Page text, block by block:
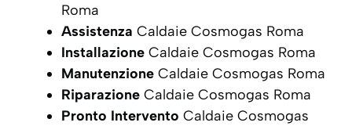
Roma
Assistenza Caldaie Cosmogas Roma
Installazione Caldaie Cosmogas Roma
Manutenzione Caldaie Cosmogas Roma
Riparazione Caldaie Cosmogas Roma
Pronto Intervento Caldaie Cosmogas